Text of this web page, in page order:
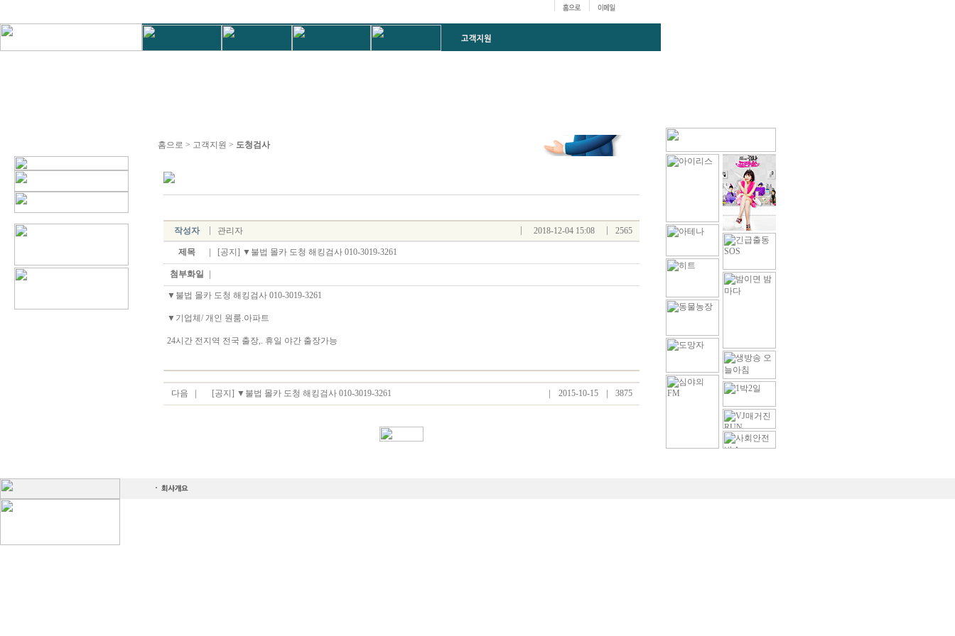
홈으로 > 고객지원 > 도청검사
작성자 관리자 2018-12-04 15:08 2565
제목 [공지] ▼불법 몰카 도청 해킹검사 010-3019-3261
첨부화일
▼불법 몰카 도청 해킹검사 010-3019-3261
▼기업체/ 개인 원룸.아파트
24시간 전지역 전국 출장,. 휴일 야간 출장가능
다음 [공지] ▼불법 몰카 도청 해킹검사 010-3019-3261 2015-10-15 3875